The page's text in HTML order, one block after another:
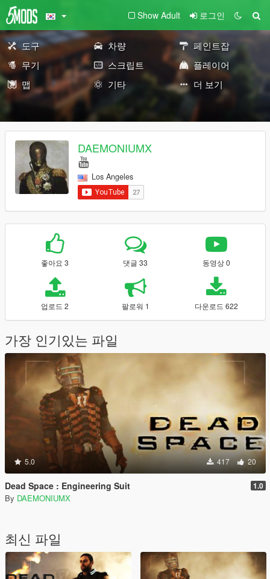
Show Adult 로그인
도구 차량
페인트잡
무기
스크립트
플레이어
맵
기타 더 보기
DAEMONIUMX
Los Angeles
좋아요 3 댓글 33 동영상 0
업로드 2 팔로워 1 다운로드 622
가장 인기있는 파일
5.0 417 20
Dead Space : Engineering Suit 1.0
By DAEMONIUMX
최신 파일